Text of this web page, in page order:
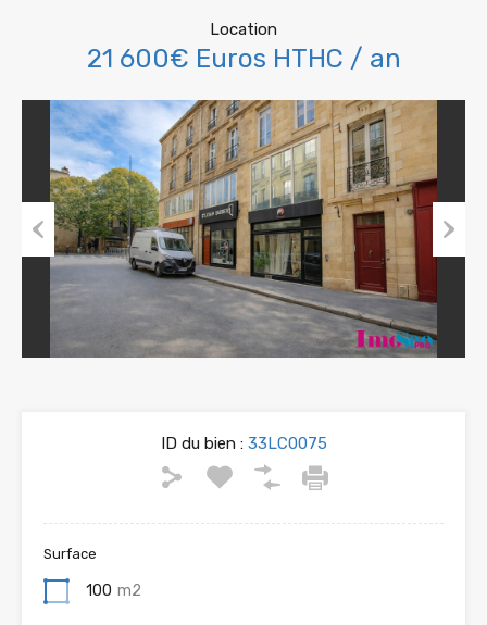
Location
21 600€ Euros HTHC / an
Previous
ID du bien :33LC0075
Surface
100 m2